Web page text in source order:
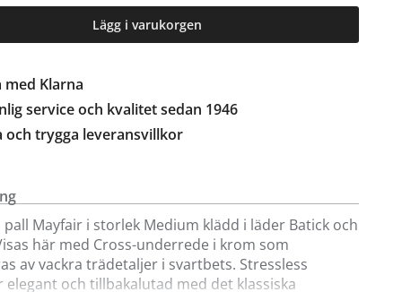
Lägg i varukorgen
med Klarna
service och kvalitet sedan 1946
och trygga leveransvillkor
pall Mayfair i storlek Medium klädd i läder Batick och
här med Cross-underrede i krom som
av vackra trädetaljer i svartbets. Stressless
elegant och tillbakalutad med det klassiska